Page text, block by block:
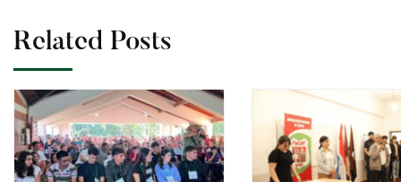
Related Posts